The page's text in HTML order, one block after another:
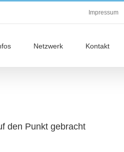
Impressum
Netzwerk Kontakt
den Punkt gebracht